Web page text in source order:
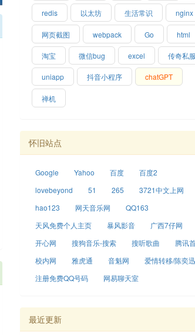
redis 以太坊 生活常识 nginx
网页截图 webpack Go html
淘宝 微信bug excel 传奇私服
uniapp 抖音小程序 chatGPT
禅机
怀旧站点
Google Yahoo 百度
百度2
lovebeyond
51 265
3721中文上网
hao123
网天音乐网
QQ163
天风免费个人主页
暴风影音
广西7仔网
开心网
搜狗音乐-搜索 搜听歌曲
腾讯
校内网
雅虎通 音魁网
爱情转移/陈奕迅
注册免费QQ号码
网易聊天室
最近更新